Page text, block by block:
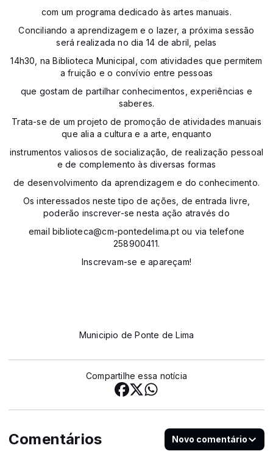
com um programa dedicado às artes manuais.
Conciliando a aprendizagem e o lazer, a próxima sessão
será realizada no dia 14 de abril, pelas
14h30, na Biblioteca Municipal, com atividades que permitem
a fruição e o convívio entre pessoas
que gostam de partilhar conhecimentos, experiências e
saberes.
Trata-se de um projeto de promoção de atividades manuais
que alia a cultura e a arte, enquanto
instrumentos valiosos de socialização, de realização pessoal
e de complemento às diversas formas
de desenvolvimento da aprendizagem e do conhecimento.
Os interessados neste tipo de ações, de entrada livre,
poderão inscrever-se nesta ação através do
email biblioteca@cm-pontedelima.pt ou via telefone
258900411.
Inscrevam-se e apareçam!
Municipio de Ponte de Lima
Compartilhe essa notícia
Comentários Novo comentário